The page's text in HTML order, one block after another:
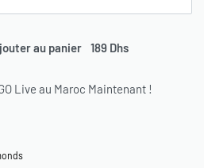
au panier
Live au Maroc Maintenant !